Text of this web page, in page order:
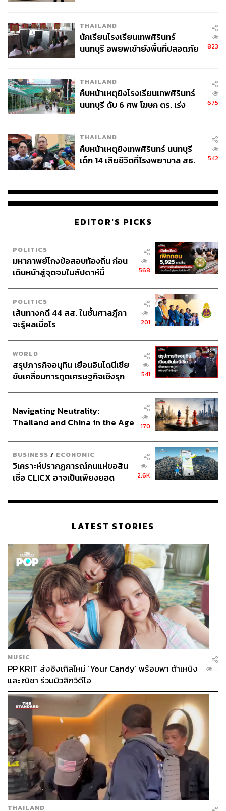
THAILAND
นักเรียนโรงเรียนเทพศิรินทร์
นนทบุรี อพยพเข้ายังพื้นที่ปลอดภัย
823
THAILAND
คืบหน้าเหตุยิงโรงเรียนเทพศิรินทร์
นนทบุรี ดับ 6 ศพ โฆษก ตร. เร่ง
675
THAILAND
คืบหน้าเหตุยิงเทพศิรินทร์ นนทบุรี
เด็ก 14 เสียชีวิตที่โรงพยาบาล สธ.
542
EDITOR'S PICKS
POLITICS
มหากาพย์โกงข้อสอบท้องถิ่น ก่อน
เดินหน้าสู่จุดจบในสัปดาห์นี้
568
POLITICS
เส้นทางคดี 44 สส. ในชั้นศาลฎีกา
จะรู้ผลเมื่อไร
201
WORLD
สรุปภารกิจอนุทิน เยือนอินโดนีเซีย
ขับเคลื่อนการทูตเศรษฐกิจเชิงรุก
541
Navigating Neutrality:
Thailand and China in the Age
170
BUSINESS / ECONOMIC
วิเคราะห์ปรากฏการณ์คนแห่ขอสิน
เชื่อ CLICX อาจเป็นเพียงยอด
เรือนไทยที่ถูกซุกไว้
2.6K
LATEST STORIES
MUSIC
PP KRIT ส่งซิงเกิลใหม่ ‘Your Candy’ พร้อมพา ต้าเหนิง
และ ณิชา ร่วมมิวสิกวิดีโอ
...
THAILAND